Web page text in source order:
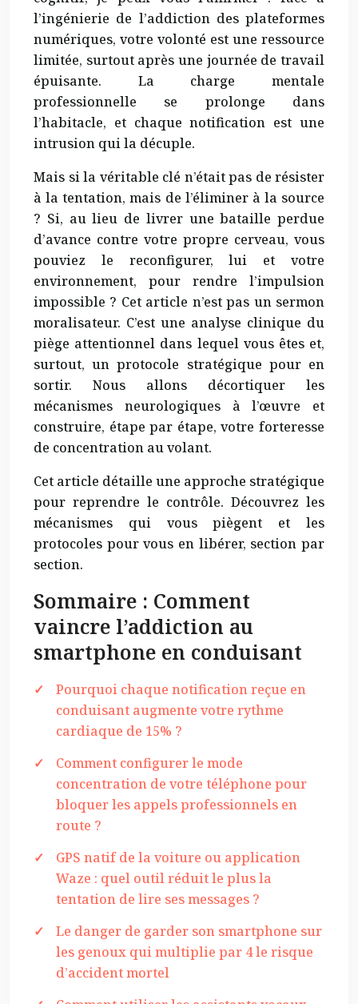
l’ingénierie de l’addiction des plateformes
numériques, votre volonté est une ressource
limitée, surtout après une journée de travail
épuisante. La charge mentale
professionnelle se prolonge dans
l’habitacle, et chaque notification est une
intrusion qui la décuple.
Mais si la véritable clé n’était pas de résister
à la tentation, mais de l’éliminer à la source
? Si, au lieu de livrer une bataille perdue
d’avance contre votre propre cerveau, vous
pouviez le reconfigurer, lui et votre
environnement, pour rendre l’impulsion
impossible ? Cet article n’est pas un sermon
moralisateur. C’est une analyse clinique du
piège attentionnel dans lequel vous êtes et,
surtout, un protocole stratégique pour en
sortir. Nous allons décortiquer les
mécanismes neurologiques à l’œuvre et
construire, étape par étape, votre forteresse
de concentration au volant.
Cet article détaille une approche stratégique
pour reprendre le contrôle. Découvrez les
mécanismes qui vous piègent et les
protocoles pour vous en libérer, section par
section.
Sommaire : Comment
vaincre l’addiction au
smartphone en conduisant
Pourquoi chaque notification reçue en
conduisant augmente votre rythme
cardiaque de 15% ?
Comment configurer le mode
concentration de votre téléphone pour
bloquer les appels professionnels en
route ?
GPS natif de la voiture ou application
Waze : quel outil réduit le plus la
tentation de lire ses messages ?
Le danger de garder son smartphone sur
les genoux qui multiplie par 4 le risque
d’accident mortel